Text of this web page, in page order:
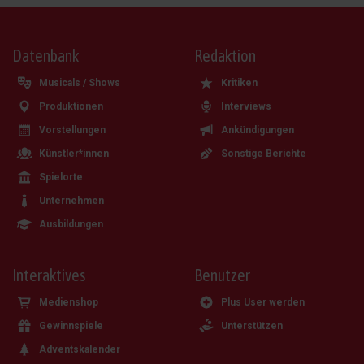
Datenbank
Musicals / Shows
Produktionen
Vorstellungen
Künstler*innen
Spielorte
Unternehmen
Ausbildungen
Redaktion
Kritiken
Interviews
Ankündigungen
Sonstige Berichte
Interaktives
Medienshop
Gewinnspiele
Adventskalender
Benutzer
Plus User werden
Unterstützen